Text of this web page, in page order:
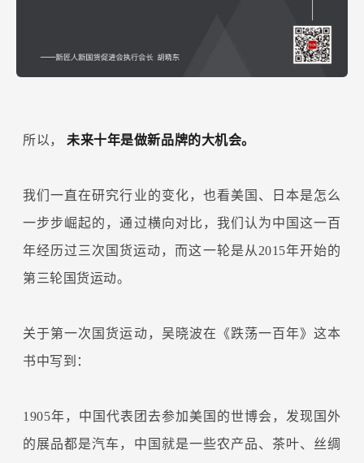
所以， 未来十年是做新品牌的大机会。
我们一直在研究行业的变化，也看美国、日本是怎么
一步步崛起的，通过横向对比，我们认为中国这一百
年经历过三次国货运动，而这一轮是从2015年开始的
第三轮国货运动。
关于第一次国货运动，吴晓波在《跌荡一百年》这本
书中写到：
1905年，中国代表团去参加美国的世博会，发现国外
的展品都是汽车，中国就是一些农产品、茶叶、丝绸